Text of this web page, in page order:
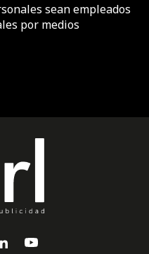
sean empleados
por medios